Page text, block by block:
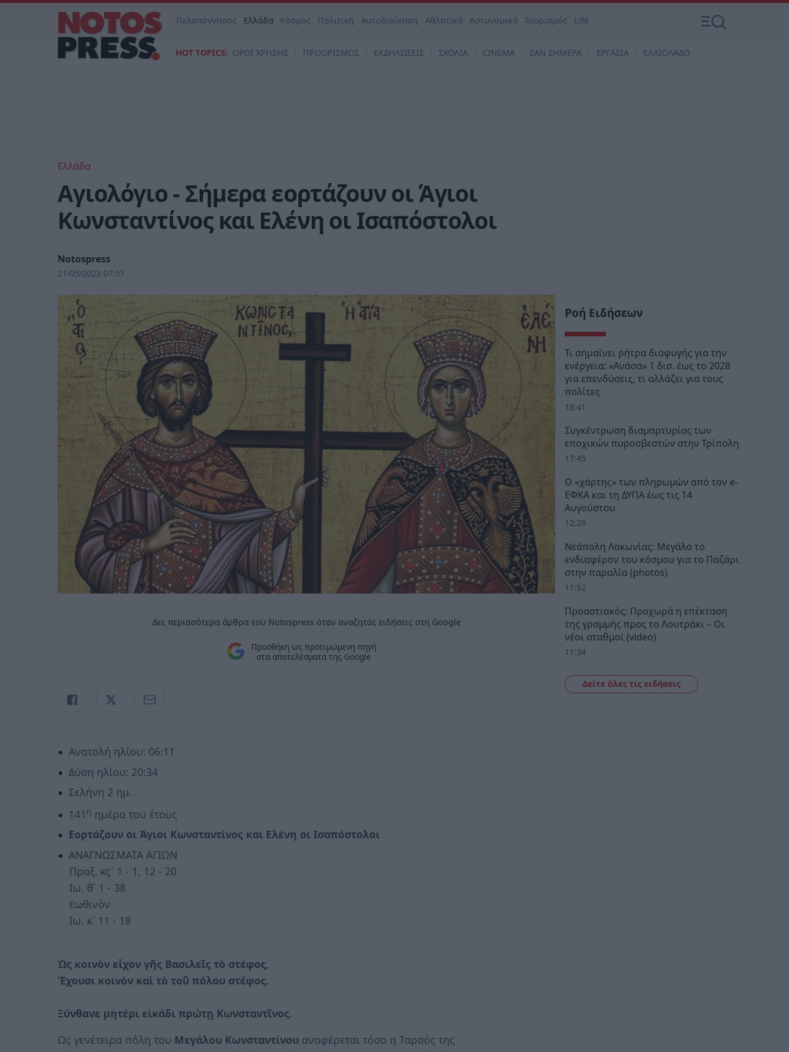
Πελοπόννησος Ελλάδα Κόσμος Πολιτική Αυτοδιοίκηση Αθλητικά Αστυνομικά Τουρισμός Life
HOT TOPICS: ΟΡΟΙ ΧΡΗΣΗΣ ΠΡΟΟΡΙΣΜΟΣ ΕΚΔΗΛΩΣΕΙΣ ΣΧΟΛΙΑ CINEMA ΣΑΝ ΣΗΜΕΡΑ ΕΡΓΑΣΙΑ ΕΛΑΙΟΛΑΔΟ
Ελλάδα
Αγιολόγιο - Σήμερα εορτάζουν οι Άγιοι
Κωνσταντίνος και Ελένη οι Ισαπόστολοι
Notospress
21/05/2023 07:57
Δες περισσότερα άρθρα του Notospress όταν αναζητάς ειδήσεις στη Google
Προσθήκη ως προτιμώμενη πηγή
στα αποτελέσματα της Google
Ανατολή ηλίου: 06:11
Δύση ηλίου: 20:34
Σελήνη 2 ημ.
141 η ημέρα του έτους
Εορτάζουν οι Άγιοι Κωνσταντίνος και Ελένη οι Ισαπόστολοι
ΑΝΑΓΝΩΣΜΑΤΑ ΑΓΙΩΝ
Πραξ. κϛ´ 1 - 1, 12 - 20
Ιω. θ´ 1 - 38
ἑωθινὸν
Ιω. κ´ 11 - 18
Ὡς κοινὸν εἶχον γῆς Βασιλεῖς τὸ στέφος,
Ἔχουσι κοινὸν καὶ τὸ τοῦ πόλου στέφος.
Ξύνθανε μητέρι εἰκάδι πρώτῃ Κωνσταντῖνος.
Ως γενέτειρα πόλη του Μεγάλου Κωνσταντίνου αναφέρεται τόσο η Ταρσός της
Ροή Ειδήσεων
Τι σημαίνει ρήτρα διαφυγής για την
ενέργεια: «Ανάσα» 1 δισ. έως το 2028
για επενδύσεις, τι αλλάζει για τους
πολίτες
18:41
Συγκέντρωση διαμαρτυρίας των
εποχικών πυροσβεστών στην Τρίπολη
17:45
Ο «χάρτης» των πληρωμών από τον e-
ΕΦΚΑ και τη ΔΥΠΑ έως τις 14
Αυγούστου
12:28
Νεάπολη Λακωνίας: Μεγάλο το
ενδιαφέρον του κόσμου για το Παζάρι
στην παραλία (photos)
11:52
Προαστιακός: Προχωρά η επέκταση
της γραμμής προς το Λουτράκι – Οι
νέοι σταθμοί (video)
11:34
Δείτε όλες τις ειδήσεις